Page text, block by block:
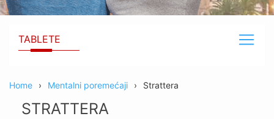
TABLETE
Home Mentalni poremećaji Strattera
STRATTERA